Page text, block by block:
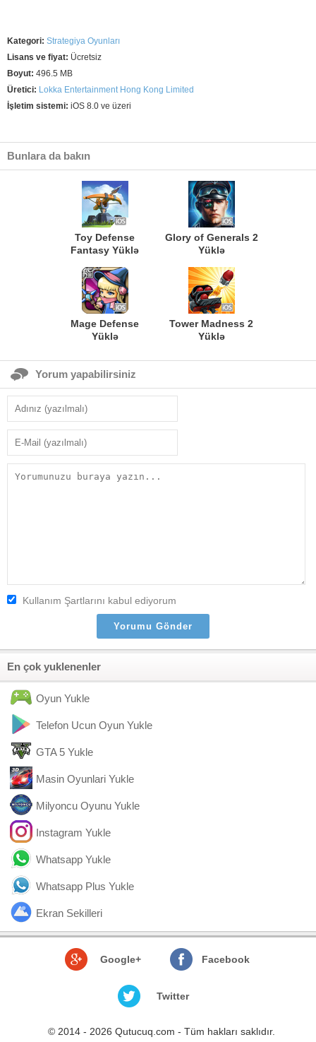
Kategori: Strategiya Oyunları
Lisans ve fiyat: Ücretsiz
Boyut: 496.5 MB
Üretici: Lokka Entertainment Hong Kong Limited
İşletim sistemi: iOS 8.0 ve üzeri
Bunlara da bakın
Toy Defense
Fantasy Yüklə
Glory of Generals 2
Yüklə
Mage Defense
Yüklə
Tower Madness 2
Yüklə
Yorum yapabilirsiniz
Kullanım Şartlarını kabul ediyorum
En çok yuklenenler
Oyun Yukle
Telefon Ucun Oyun Yukle
GTA 5 Yukle
Masin Oyunlari Yukle
Milyoncu Oyunu Yukle
Instagram Yukle
Whatsapp Yukle
Whatsapp Plus Yukle
Ekran Sekilleri
Google+ Facebook
Twitter
© 2014 - 2026 Qutucuq.com - Tüm hakları saklıdır.